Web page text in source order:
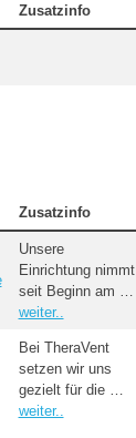
Zusatzinfo
Zusatzinfo
Unsere
Einrichtung nimmt
seit Beginn am …
weiter..
Bei TheraVent
setzen wir uns
gezielt für die …
weiter..